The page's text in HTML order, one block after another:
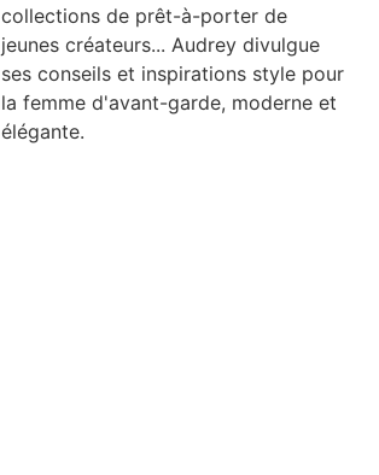
collections de prêt-à-porter de
jeunes créateurs... Audrey divulgue
ses conseils et inspirations style pour
la femme d'avant-garde, moderne et
élégante.